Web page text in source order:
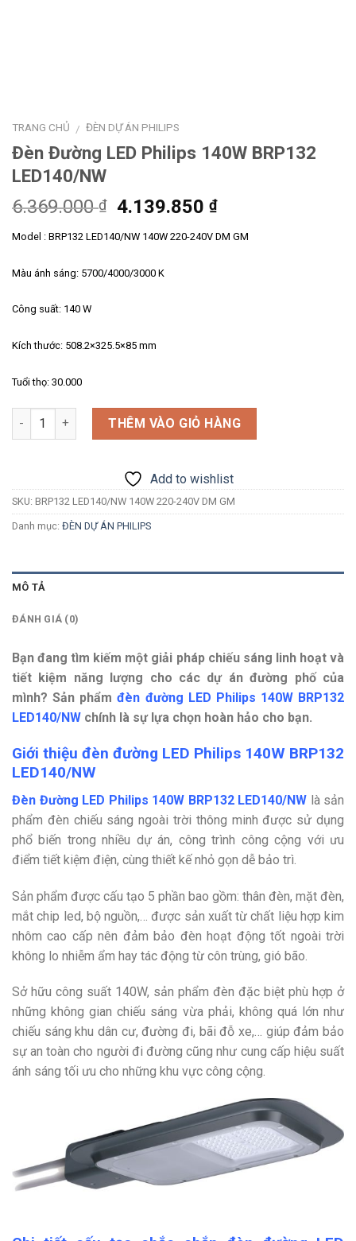
TRANG CHỦ / ĐÈN DỰ ÁN PHILIPS
Đèn Đường LED Philips 140W BRP132
LED140/NW
6.369.000₫
Giá
là:
4.139.850₫Giá
tại
Model : BRP132 LED140/NW 140W 220-240V DM GM
Màu ánh sáng: 5700/4000/3000 K
Công suất: 140 W
Kích thước: 508.2×325.5×85 mm
Tuổi thọ: 30.000
Số lượng THÊM VÀO GIỎ HÀNG
Add to wishlist
SKU: BRP132 LED140/NW 140W 220-240V DM GM
Danh mục: ĐÈN DỰ ÁN PHILIPS
MÔ TẢ
ĐÁNH GIÁ (0)
Bạn đang tìm kiếm một giải pháp chiếu sáng linh hoạt và
tiết kiệm năng lượng cho các dự án đường phố của
mình? Sản phẩmđèn đường LED Philips 140W BRP132
LED140/NW chính là sự lựa chọn hoàn hảo cho bạn.
Giới thiệu đèn đường LED Philips 140W BRP132
LED140/NW
Đèn Đường LED Philips 140W BRP132 LED140/NW là sản
phẩm đèn chiếu sáng ngoài trời thông minh được sử dụng
phổ biến trong nhiều dự án, công trình công cộng với ưu
điểm tiết kiệm điện, cùng thiết kế nhỏ gọn dễ bảo trì.
Sản phẩm được cấu tạo 5 phần bao gồm: thân đèn, mặt đèn,
mắt chip led, bộ nguồn,… được sản xuất từ chất liệu hợp kim
nhôm cao cấp nên đảm bảo đèn hoạt động tốt ngoài trời
không lo nhiễm ẩm hay tác động từ côn trùng, gió bão.
Sở hữu công suất 140W, sản phẩm đèn đặc biệt phù hợp ở
những không gian chiếu sáng vừa phải, không quá lớn như
chiếu sáng khu dân cư, đường đi, bãi đỗ xe,… giúp đảm bảo
sự an toàn cho người đi đường cũng như cung cấp hiệu suất
ánh sáng tối ưu cho những khu vực công cộng.